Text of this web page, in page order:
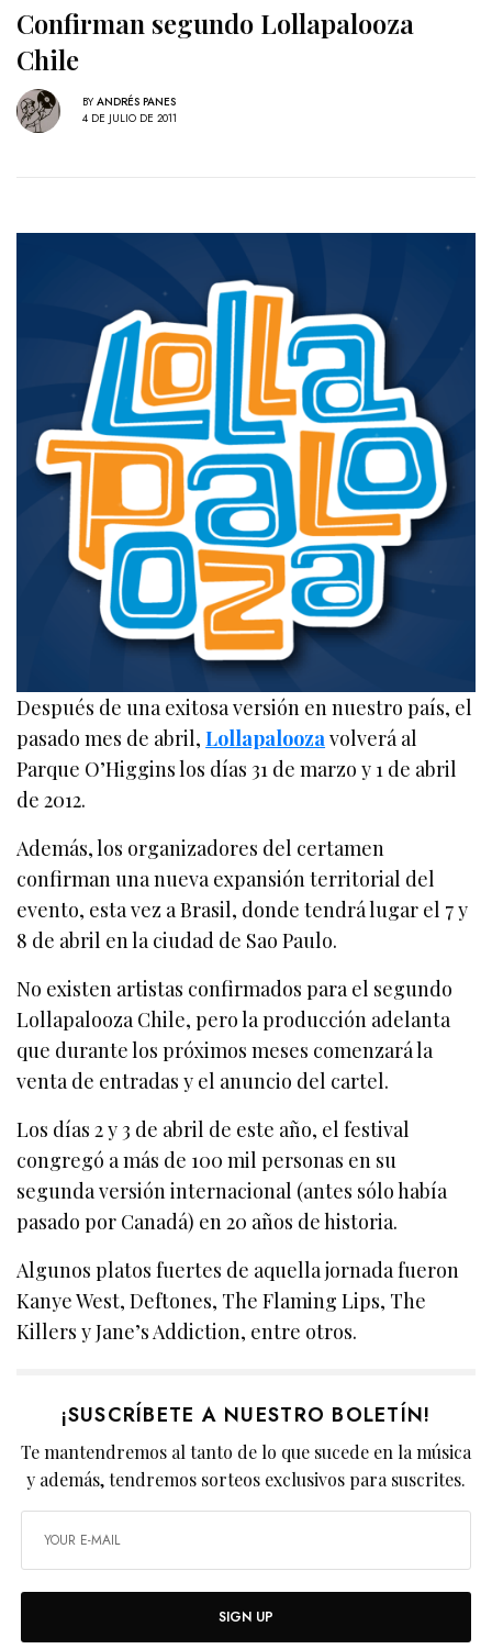
Confirman segundo Lollapalooza
Chile
BY ANDRÉS PANES
4 DE JULIO DE 2011
Después de una exitosa versión en nuestro país, el
pasado mes de abril,Lollapaloozavolverá al
Parque O’Higgins los días 31 de marzo y 1 de abril
de 2012.
Además, los organizadores del certamen
confirman una nueva expansión territorial del
evento, esta vez a Brasil, donde tendrá lugar el 7 y
8 de abril en la ciudad de Sao Paulo.
No existen artistas confirmados para el segundo
Lollapalooza Chile, pero la producción adelanta
que durante los próximos meses comenzará la
venta de entradas y el anuncio del cartel.
Los días 2 y 3 de abril de este año, el festival
congregó a más de 100 mil personas en su
segunda versión internacional (antes sólo había
pasado por Canadá) en 20 años de historia.
Algunos platos fuertes de aquella jornada fueron
Kanye West, Deftones, The Flaming Lips, The
Killers y Jane’s Addiction, entre otros.
¡SUSCRÍBETE A NUESTRO BOLETÍN!
Te mantendremos al tanto de lo que sucede en la música
y además, tendremos sorteos exclusivos para suscrites.
SIGN UP